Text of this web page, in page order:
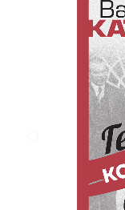
непознанное
Философия
Конспирология